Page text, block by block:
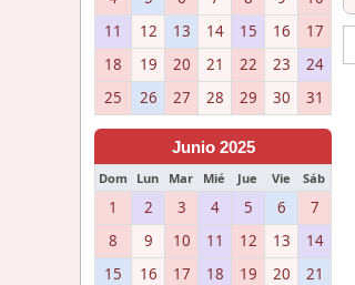
11
12 13 14 15 16
17
18
19 20 21 22 23
24
25
26 27 28 29 30 31
Junio 2025
Dom Lun Mar Mié Jue Vie Sáb
1 2 3 4 5 6
7
8
9 10 11 12 13
14
15
16 17 18 19 20
21